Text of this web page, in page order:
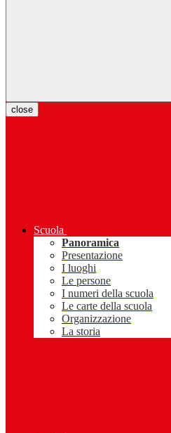
close
Scuola
Panoramica
Presentazione
I luoghi
Le persone
I numeri della scuola
Le carte della scuola
Organizzazione
La storia